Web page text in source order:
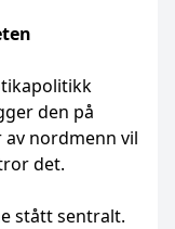
den på
nordmenn vil
det.
stått sentralt.